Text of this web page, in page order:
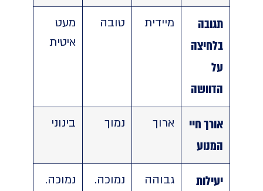
בלחיצה
הדוושה
מיידית טובה
מעט
איטית
אורך חיי
ארוך
יעילות
גבוהה
נמוכה.
נמוכה.